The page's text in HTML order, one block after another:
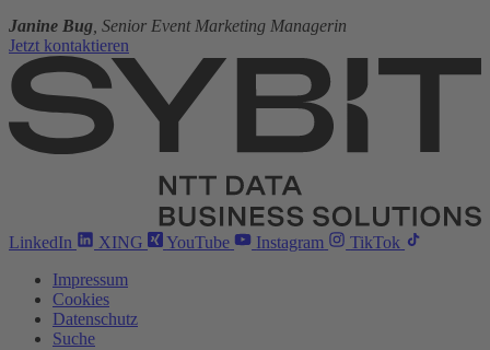
Janine Bug , Senior Event Marketing Managerin
Jetzt kontaktieren
LinkedIn XING YouTube Instagram
TikTok
Impressum
Cookies
Datenschutz
Suche